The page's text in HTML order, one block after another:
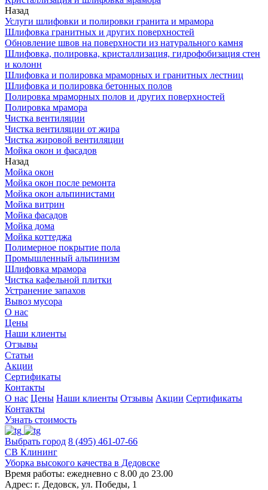
Назад
Услуги шлифовки и полировки гранита и мрамора
Шлифовка гранитных и других поверхностей
Обновление швов на поверхности из натурального камня
Шлифовка, полировка, кристаллизация, гидрофобизация стен
и колонн
Шлифовка и полировка мраморных и гранитных лестниц
Шлифовка и полировка бетонных полов
Полировка мраморных полов и других поверхностей
Полировка мрамора
Чистка вентиляции
Чистка вентиляции от жира
Чистка жировой вентиляции
Мойка окон и фасадов
Назад
Мойка окон
Мойка окон после ремонта
Мойка окон альпинистами
Мойка витрин
Мойка фасадов
Мойка дома
Мойка коттеджа
Полимерное покрытие пола
Промышленный альпинизм
Шлифовка мрамора
Чистка кафельной плитки
Устранение запахов
Вывоз мусора
О нас
Цены
Наши клиенты
Отзывы
Статьи
Акции
Сертификаты
Контакты
О нас Цены Наши клиенты Отзывы Акции Сертификаты
Контакты
Узнать стоимость
Выбрать город 8 (495) 461-07-66
СВ Клининг
Уборка высокого качества в Дедовске
Время работы: ежедневно с 8.00 до 23.00
Адрес: г. Дедовск, ул. Победы, 1